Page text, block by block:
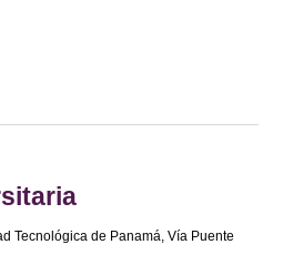
Tecnológica de Panamá, Vía Puente